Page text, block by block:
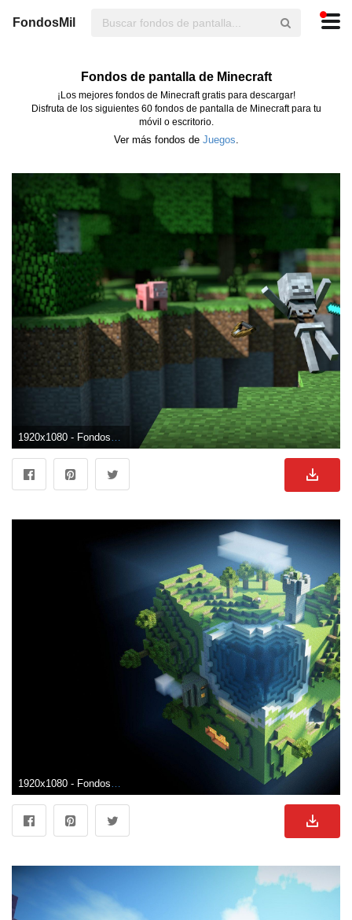
FondosMil
Fondos de pantalla de Minecraft
¡Los mejores fondos de Minecraft gratis para descargar!
Disfruta de los siguientes 60 fondos de pantalla de Minecraft para tu
móvil o escritorio.
Ver más fondos de Juegos.
1920x1080 - Fondos de Minecraft 1920x1080 - Fondo de pantalla de la cueva. Fondo para computadora HD 1080p de Minecraft.
1920x1080 - Fondos de Minecraft 1920x1080 - Fondo de pantalla de la cueva. Imágen HD 1080p de Minecraft.